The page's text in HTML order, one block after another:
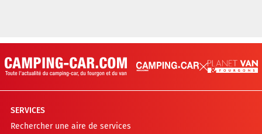
SERVICES
Rechercher une aire de services